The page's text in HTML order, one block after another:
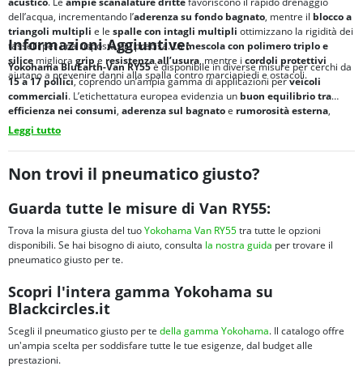
dell’acqua, incrementando l’aderenza su fondo bagnato, mentre il blocco a
triangoli multipli e le spalle con intagli multipli ottimizzano la rigidità dei
tasselli per una risposta più precisa. Lamescola con polimero triplo e
silice migliora gripe resistenza all’usura, mentre i cordoli protettivi
aiutano a prevenire danni alla spalla contro marciapiedi e ostacoli.
Informazioni Aggiuntive:
Yokohama BluEarth-Van RY55è disponibile in diverse misure per cerchi da
15 a 17 pollici, coprendo un’ampia gamma di applicazioni perveicoli
commerciali. L’etichettatura europea evidenzia un buon equilibrio tra
efficienza nei consumi, aderenza sul bagnatoe rumorosità esterna,
rendendolo una soluzione indicata per chi cerca
econtrollo
Leggi tutto
Non trovi il pneumatico giusto?
Guarda tutte le misure di Van RY55:
Trova la misura giusta del tuoYokohama Van RY55tra tutte le opzioni
disponibili. Se hai bisogno di aiuto, consulta la nostra guida per trovare il
pneumatico giusto per te.
Scopri l'intera gamma Yokohama su
Blackcircles.it
Scegli il pneumatico giusto per te della gamma Yokohama. Il catalogo offre
un'ampia scelta per soddisfare tutte le tue esigenze, dal budget alle
prestazioni.